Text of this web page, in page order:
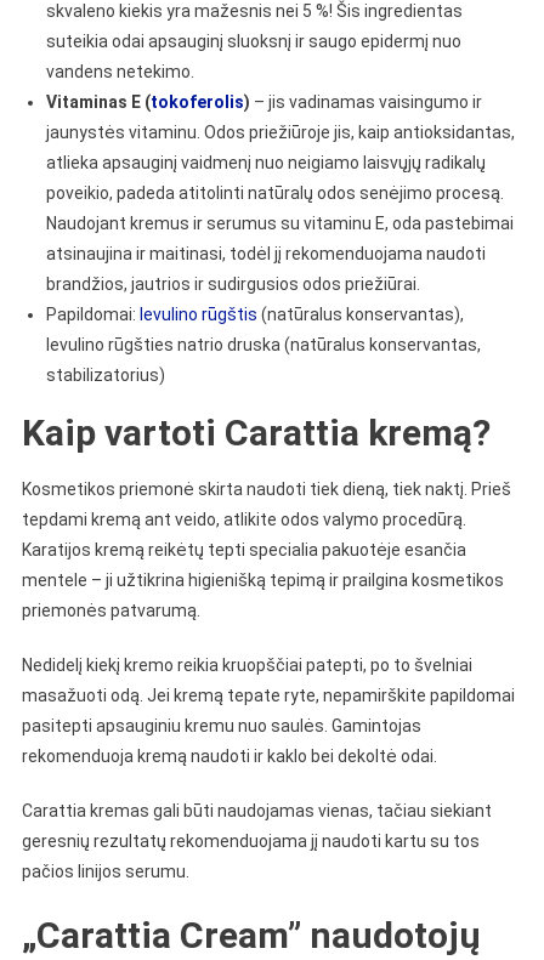
skvaleno kiekis yra mažesnis nei 5 %! Šis ingredientas
suteikia odai apsauginį sluoksnį ir saugo epidermį nuo
vandens netekimo.
Vitaminas E (tokoferolis) – jis vadinamas vaisingumo ir
jaunystės vitaminu. Odos priežiūroje jis, kaip antioksidantas,
atlieka apsauginį vaidmenį nuo neigiamo laisvųjų radikalų
poveikio, padeda atitolinti natūralų odos senėjimo procesą.
Naudojant kremus ir serumus su vitaminu E, oda pastebimai
atsinaujina ir maitinasi, todėl jį rekomenduojama naudoti
brandžios, jautrios ir sudirgusios odos priežiūrai.
Papildomai: levulino rūgštis (natūralus konservantas),
levulino rūgšties natrio druska (natūralus konservantas,
stabilizatorius)
Kaip vartoti Carattia kremą?
Kosmetikos priemonė skirta naudoti tiek dieną, tiek naktį. Prieš
tepdami kremą ant veido, atlikite odos valymo procedūrą.
Karatijos kremą reikėtų tepti specialia pakuotėje esančia
mentele – ji užtikrina higienišką tepimą ir prailgina kosmetikos
priemonės patvarumą.
Nedidelį kiekį kremo reikia kruopščiai patepti, po to švelniai
masažuoti odą. Jei kremą tepate ryte, nepamirškite papildomai
pasitepti apsauginiu kremu nuo saulės. Gamintojas
rekomenduoja kremą naudoti ir kaklo bei dekoltė odai.
Carattia kremas gali būti naudojamas vienas, tačiau siekiant
geresnių rezultatų rekomenduojama jį naudoti kartu su tos
pačios linijos serumu.
„Carattia Cream” naudotojų